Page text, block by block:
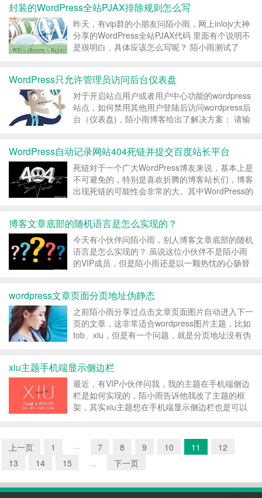
说一句，引起这个问题还有另一个原因就是启用
了...
封装的WordPress全站PJAX排除规则怎么写
昨天，有vip群的小朋友问陌小雨，网上inlojv大神
分享的WordPress全站PJAX代码 里面有个说明不
是很明白，具体应该怎么写呢？ 陌小雨测试了
// P...
WordPress只允许管理员访问后台仪表盘
对于开启站点用户或者用户中心功能的wordpress
站点，如何禁用其他用户登陆后访问wordpress后
台（仪表盘)，陌小雨博客给出了解决方案： 请输
WordPress自动记录网站404死链并提交百度站长平台
死链对于一个广大WordPress博友来说，基本上是
不可避免的，特别是喜欢折腾的博客站长们，博客
出现死链的可能性会非常的大。其中WordPress的
原因不单一，主要有：人为链接输入错误、网站...
博客文章底部的随机语言是怎么实现的？
今天有小伙伴问陌小雨，别人博客文章底部的随机
语言是怎么实现的？ 虽说这位小伙伴不是陌小雨
的VIP成员，但是陌小雨还是以一颗热忱的心肠替
置也是很简单的，以xiu主题为例，直接添加下面
的代码到...
wordpress文章页面分页地址伪静态
之前陌小雨分享过点击文章页面图片自动进入下一
页的文章，这非常适合wordpress图片主题，比如
tob、xiu，但是有一个问题，就是分页地址没有伪
https://dedewp.com/16994...
xiu主题手机端显示侧边栏
最近，有VIP小伙伴问我，我的主题在手机端侧边
栏是如何实现的，陌小雨告诉他我改了主题的框
架，其实xiu主题想在手机端显示侧边栏也是可以
single.php的第二行，也就是下面即可： &...
上一页 1 ··· 7 8 9 10 11
12
13
14 15 ... 下一页